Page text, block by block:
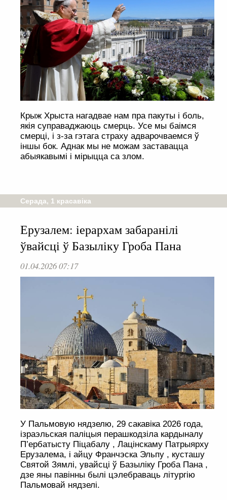
Крыж Хрыста нагадвае нам пра пакуты і боль,
якія суправаджаюць смерць. Усе мы баімся
смерці, і з-за гэтага страху адварочваемся ў
іншы бок. Аднак мы не можам заставацца
абыякавымі і мірыцца са злом.
Серада, 1 красавіка
Ерузалем: іерархам забаранілі
ўвайсці ў Базыліку Гроба Пана
01.04.2026 07:17
У Пальмовую нядзелю, 29 сакавіка 2026 года,
ізраэльская паліцыя перашкодзіла кардыналу
П’ербатысту Піцабалу , Лацінскаму Патрыярху
Ерузалема, і айцу Франчэска Эльпу , кусташу
Святой Зямлі, увайсці ў Базыліку Гроба Пана ,
дзе яны павінны былі цэлебраваць літургію
Пальмовай нядзелі.